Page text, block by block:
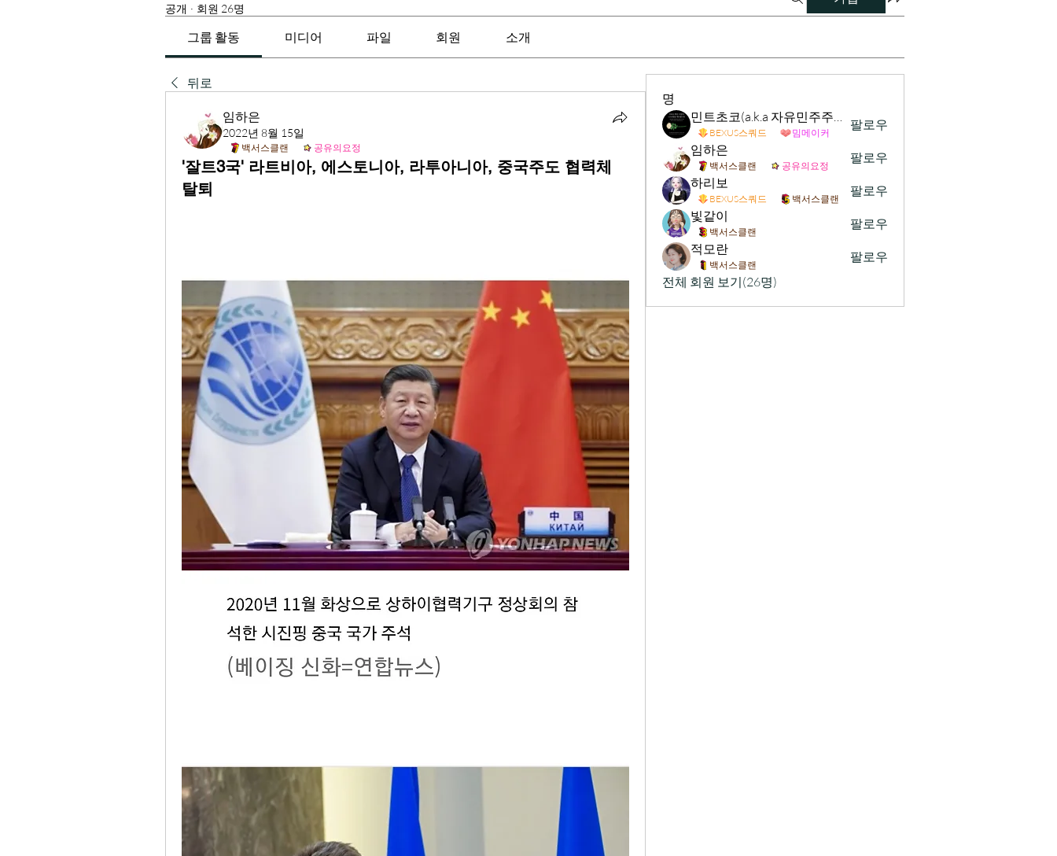
공개 · 회원 26명
그룹 활동 미디어 파일 회원 소개
뒤로
임하은
2022년 8월 15일
백서스클랜 공유의요정
'잘트3국' 라트비아, 에스토니아, 라투아니아, 중국주도 협력체
탈퇴
명
민트초코(a.k.a 자유민주주의 및 시장경제 가치수호)
BEXUS스쿼드 밈메이커
팔로우
임하은
백서스클랜 공유의요정
팔로우
하리보
BEXUS스쿼드 백서스클랜
팔로우
빛같이
백서스클랜
팔로우
적모란
백서스클랜
팔로우
전체 회원 보기(26명)